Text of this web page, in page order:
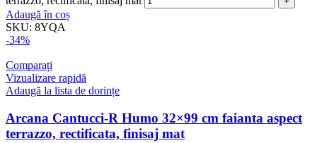
Adaugă în coș
SKU: 8YQA
-34%
Comparați
Vizualizare rapidă
Adaugă la lista de dorințe
Arcana Cantucci-R Humo 32×99 cm faianta aspect
terrazzo, rectificata, finisaj mat